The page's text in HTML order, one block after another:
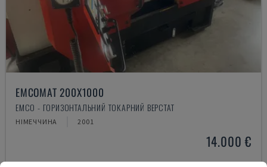
EMCOMAT 200X1000
EMCO - ГОРИЗОНТАЛЬНИЙ ТОКАРНИЙ ВЕРСТАТ
НІМЕЧЧИНА 2001
14.000 €